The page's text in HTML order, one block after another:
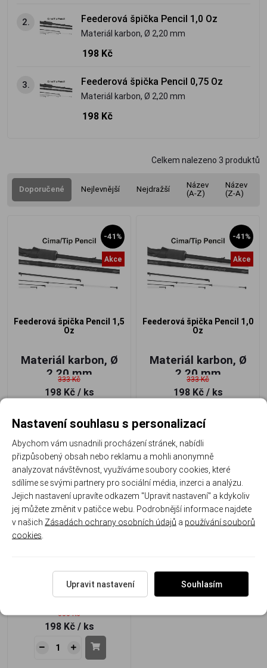
2. Feederová špička Pencil 1,0 Oz
Materiál karbon, Ø 2,20 mm
198 Kč
3. Feederová špička Pencil 0,75 Oz
Materiál karbon, Ø 2,20 mm
198 Kč
Celkem nalezeno 3 produktů
Doporučené Nejlevnější Nejdražší
Název
(A-Z)
Název
(Z-A)
-41%
Akce
Feederová špička Pencil 1,5
Oz
Materiál karbon, Ø
2,20 mm
333 Kč
198 Kč / ks
-41%
Akce
Feederová špička Pencil 1,0
Oz
Materiál karbon, Ø
2,20 mm
333 Kč
198 Kč / ks
-41%
Akce
Materiál karbon, Ø
333 Kč
198 Kč / ks
Nastavení souhlasu s personalizací
Abychom vám usnadnili procházení stránek, nabídli
přizpůsobený obsah nebo reklamu a mohli anonymně
analyzovat návštěvnost, využíváme soubory cookies, které
sdílíme se svými partnery pro sociální média, inzerci a analýzu.
Jejich nastavení upravíte odkazem "Upravit nastavení" a kdykoliv
jej můžete změnit v patičce webu. Podrobnější informace najdete
v našich Zásadách ochrany osobních údajů a používání souborů
cookies
Upravit nastavení Souhlasím